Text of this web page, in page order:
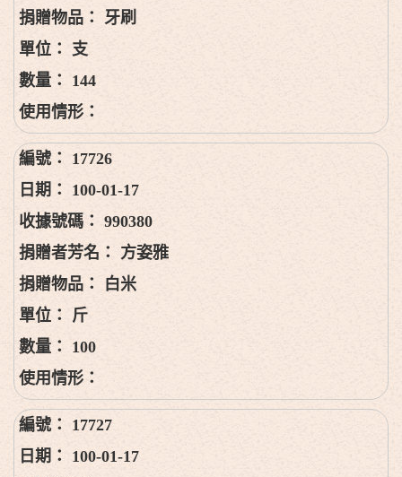
牙刷
支
144
17726
100-01-17
990380
方姿雅
白米
斤
100
17727
100-01-17